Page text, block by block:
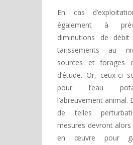
En cas
également à
diminutions de
tarissements au
sources et forages
d’étude. Or, ceux-ci
pour l’eau
l’abreuvement animal.
de telles
mesures devront
en œuvre pour